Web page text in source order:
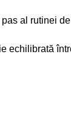
al rutinei
echilibrată